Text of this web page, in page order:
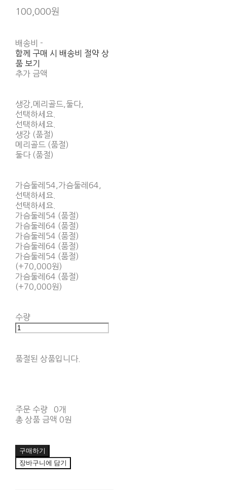
100,000원
배송비 -
함께 구매 시 배송비 절약 상
품 보기
추가 금액
생강,메리골드,둘다,
선택하세요.
선택하세요.
생강 (품절)
메리골드 (품절)
둘다 (품절)
가슴둘레54,가슴둘레64,
선택하세요.
선택하세요.
가슴둘레54 (품절)
가슴둘레64 (품절)
가슴둘레54 (품절)
가슴둘레64 (품절)
가슴둘레54 (품절)
(+70,000원)
가슴둘레64 (품절)
(+70,000원)
수량
품절된 상품입니다.
주문 수량
0개
총 상품 금액 0원
구매하기
장바구니에 담기